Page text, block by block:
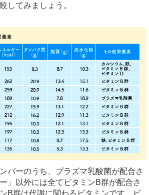
してみましょう。
バーのうち、プラズマ乳酸菌が配合さ
」以外には全てビタミンB群が配合さ